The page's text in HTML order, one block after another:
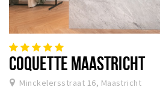
COQUETTE MAASTRICHT
Minckelersstraat 16, Maastricht